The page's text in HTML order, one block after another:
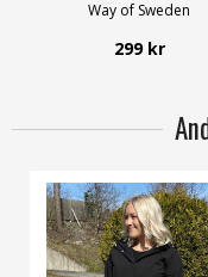
Way of Sweden
299 kr